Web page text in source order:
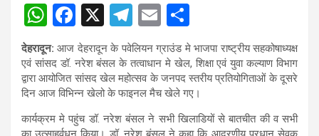
W
h
at
s
A
p
F
a
ce
b
o
o
X
T
el
e
gr
a
m
E
m
ail
h
ar
e
देहरादून: आज देहरादून के पवेलियन ग्राउंड मे भाजपा राष्ट्रीय सहकोषाध्यक्ष
एवं सांसद डॉ. नरेश बंसल के तत्वाधान मे खेल, शिक्षा एवं युवा कल्याण विभाग
द्वारा आयोजित सांसद खेल महोत्सव के जनपद स्तरीय प्रतियोगिताओं के दूसरे
दिन आज विभिन्न खेलो के फाइनल मैच खेले गए।
कार्यक्रम मे पहुंच डॉ. नरेश बंसल ने सभी खिलाडियों से बातचीत की व सभी